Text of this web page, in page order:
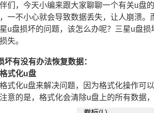
们，今天小编来跟大家聊聊一个有关u
一不小心就会导致数据丢失，让人崩溃
u盘损坏的问题，该怎么办呢？三星u盘
失。
坏有没有办法恢复数据：
式化u盘
式化u盘来解决问题，因为格式化操作可
意的是，格式化会清除u盘上的所有数据